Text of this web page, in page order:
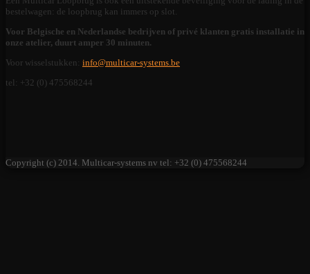
bestelwagen: de loopbrug kan immers op slot.
Voor Belgische en Nederlandse bedrijven of privé klanten gratis installatie in
onze atelier, duurt amper 30 minuten.
Voor wisselstukken: info@multicar-systems.be
tel: +32 (0) 475568244
Copyright (c) 2014. Multicar-systems nv tel: +32 (0) 475568244